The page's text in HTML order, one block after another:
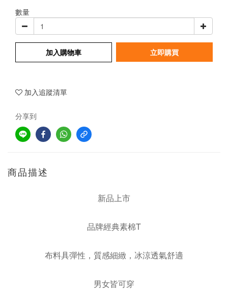
數量
加入購物車 立即購買
加入追蹤清單
分享到
商品描述
新品上市
品牌經典素棉T
布料具彈性，質感細緻，冰涼透氣舒適
男女皆可穿